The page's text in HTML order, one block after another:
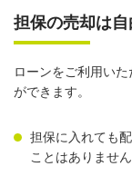
担保の売却は
ローンをご利用い
ができます。
担保に入れても
ことはありません